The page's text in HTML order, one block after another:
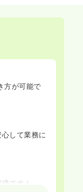
方が可能で
して業務に
です！